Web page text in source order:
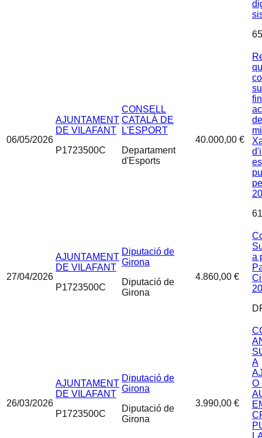
06/05/2026
AJUNTAMENT
DE VILAFANT
P1723500C
CONSELL
CATALÀ DE
L'ESPORT
Departament
d'Esports
40.000,00 €
27/04/2026
AJUNTAMENT
DE VILAFANT
P1723500C
Diputació de
Girona
Diputació de
Girona
4.860,00 €
a
26/03/2026
AJUNTAMENT
DE VILAFANT
P1723500C
Diputació de
Girona
Diputació de
Girona
3.990,00 €
A
O